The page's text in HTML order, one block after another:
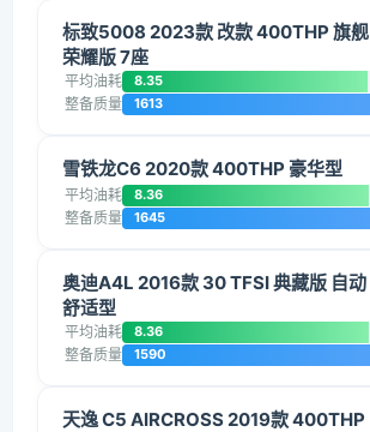
标致5008 2023款 改款 400THP 旗舰
荣耀版 7座
平均油耗 8.35
整备质量 1613
雪铁龙C6 2020款 400THP 豪华型
平均油耗 8.36
整备质量 1645
奥迪A4L 2016款 30 TFSI 典藏版 自动
舒适型
平均油耗 8.36
整备质量 1590
天逸 C5 AIRCROSS 2019款 400THP